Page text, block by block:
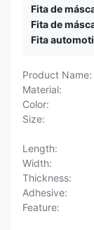
Fita de
Fita de
Fita
Product Name:
Material:
Color:
Size:
Length:
Width:
Thickness:
Adhesive:
Feature: